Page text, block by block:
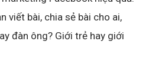
viết bài, chia sẻ bài cho ai,
đàn ông? Giới trẻ hay giới